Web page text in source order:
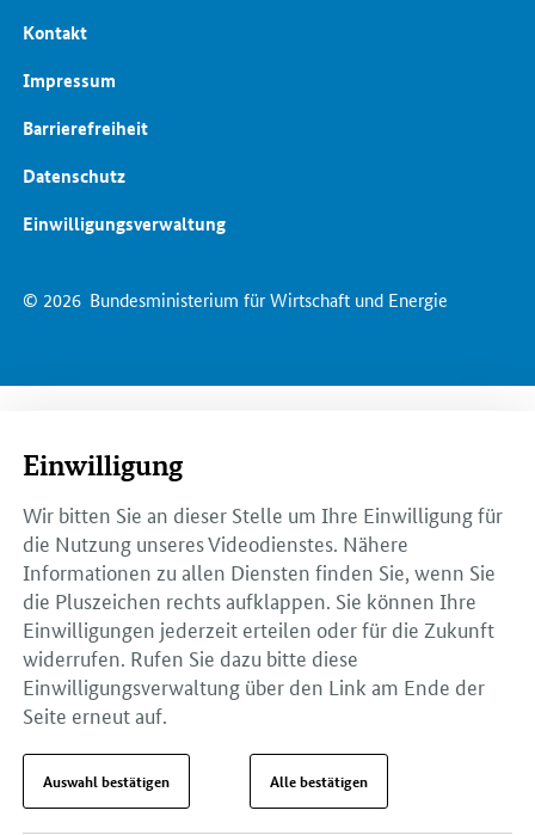
© 2026 Bundesministerium für Wirtschaft und Energie
Kontakt
Impressum
Barrierefreiheit
Datenschutz
Einwilligungsverwaltung
Einwilligung
Wir bitten Sie an dieser Stelle um Ihre Einwilligung für
die Nutzung unseres Videodienstes. Nähere
Informationen zu allen Diensten finden Sie, wenn Sie
die Pluszeichen rechts aufklappen. Sie können Ihre
Einwilligungen jederzeit erteilen oder für die Zukunft
widerrufen. Rufen Sie dazu bitte diese
Einwilligungsverwaltung über den Link am Ende der
Seite erneut auf.
Auswahl bestätigen Alle bestätigen